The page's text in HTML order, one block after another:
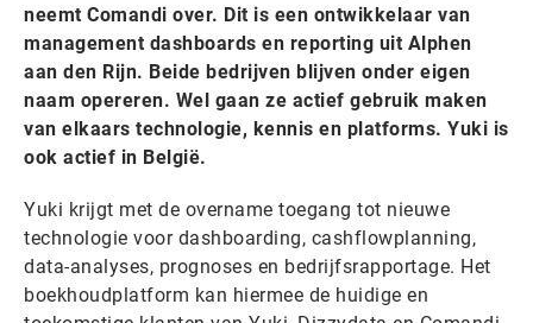
neemt Comandi over. Dit is een ontwikkelaar van
management dashboards en reporting uit Alphen
aan den Rijn. Beide bedrijven blijven onder eigen
naam opereren. Wel gaan ze actief gebruik maken
van elkaars technologie, kennis en platforms. Yuki is
ook actief in België.
Yuki krijgt met de overname toegang tot nieuwe
technologie voor dashboarding, cashflowplanning,
data-analyses, prognoses en bedrijfsrapportage. Het
boekhoudplatform kan hiermee de huidige en